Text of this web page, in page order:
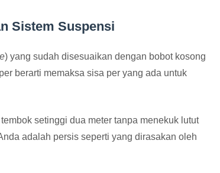
Sistem Suspensi
) yang sudah disesuaikan dengan bobot kosong
berarti memaksa sisa per yang ada untuk
setinggi dua meter tanpa menekuk lutut
adalah persis seperti yang dirasakan oleh